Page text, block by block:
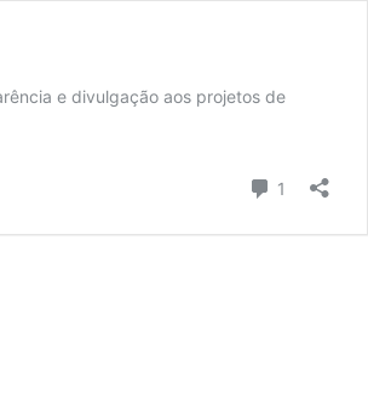
e divulgação aos projetos de
1